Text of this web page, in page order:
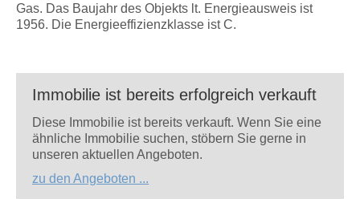
Gas. Das Baujahr des Objekts lt. Energieausweis ist
1956. Die Energieeffizienzklasse ist C.
Immobilie ist bereits erfolgreich verkauft
Diese Immobilie ist bereits verkauft. Wenn Sie eine
ähnliche Immobilie suchen, stöbern Sie gerne in
unseren aktuellen Angeboten.
zu den Angeboten ...